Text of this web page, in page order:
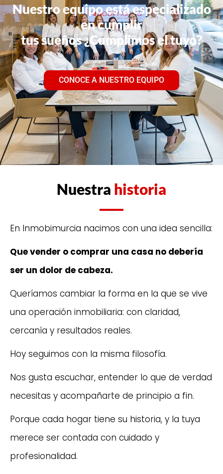
Nuestro equipo está especializado
en cumplir
tus sueños ¿Cumplimos el tuyo?
CONOCE A NUESTRO EQUIPO
Nuestra historia
En Inmobimurcia nacimos con una idea sencilla:
Que vender o comprar una casa no debería
ser un dolor de cabeza.
Queríamos cambiar la forma en la que se vive
una operación inmobiliaria: con claridad,
cercanía y resultados reales.
Hoy seguimos con la misma filosofía.
Nos gusta escuchar, entender lo que de verdad
necesitas y acompañarte de principio a fin.
Porque cada hogar tiene su historia, y la tuya
merece ser contada con cuidado y
profesionalidad.